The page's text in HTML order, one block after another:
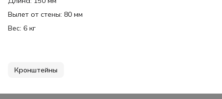
Вылет от стены: 80 мм
Вес: 6 кг
Кронштейны